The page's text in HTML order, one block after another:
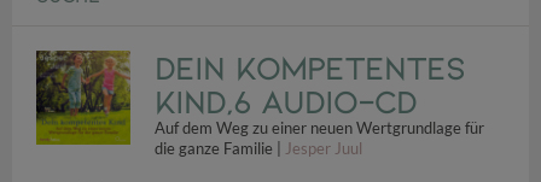
Dein kompetentes
Kind,6 Audio-CD
Auf dem Weg zu einer neuen Wertgrundlage für
die ganze Familie | Jesper Juul